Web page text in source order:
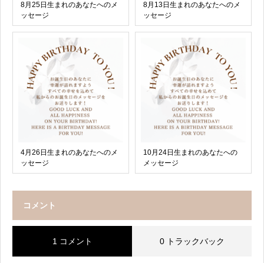
8月25日生まれのあなたへのメ
ッセージ
8月13日生まれのあなたへのメ
ッセージ
4月26日生まれのあなたへのメ
ッセージ
10月24日生まれのあなたへの
メッセージ
コメント
1 コメント 0 トラックバック